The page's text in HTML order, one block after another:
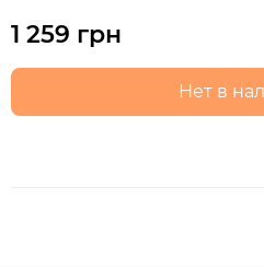
1 259 грн
Нет в